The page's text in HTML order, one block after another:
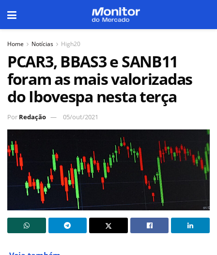
Home Notícias High20
PCAR3, BBAS3 e SANB11
foram as mais valorizadas
do Ibovespa nesta terça
Por Redação 05/out/2021